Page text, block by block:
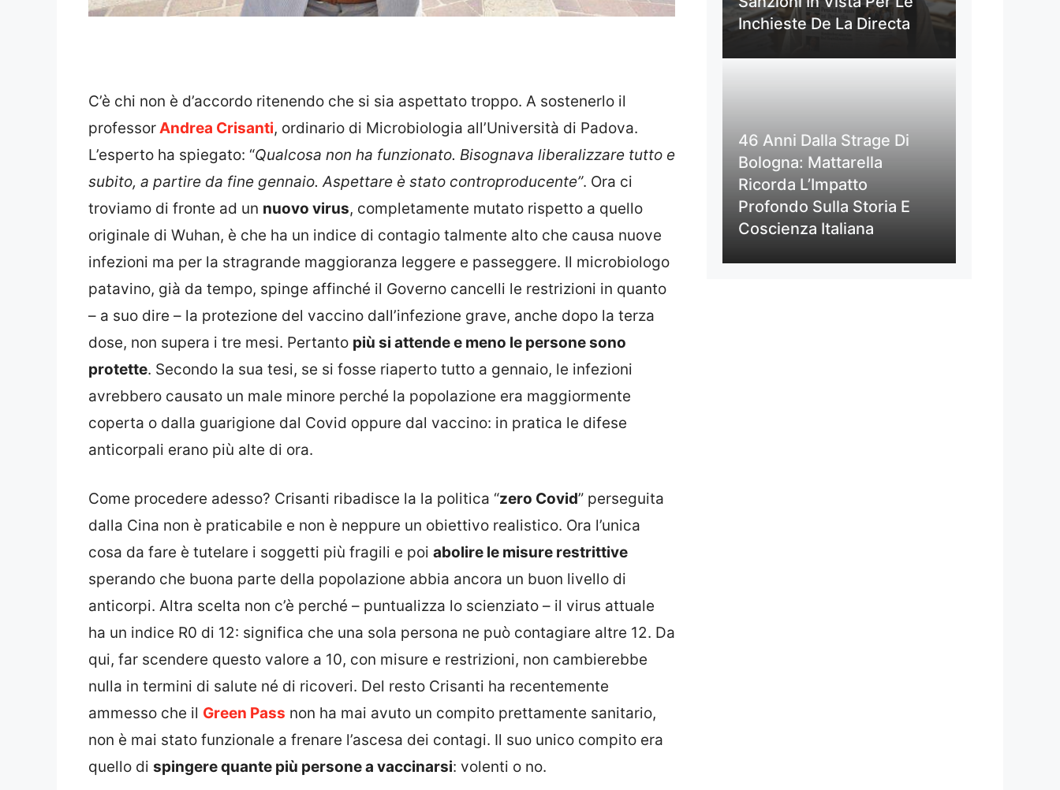
C’è chi non è d’accordo ritenendo che si sia aspettato troppo. A sostenerlo il
professorAndrea Crisanti, ordinario di Microbiologia all’Università di Padova.
L’esperto ha spiegato: “Qualcosa non ha funzionato. Bisognava liberalizzare tutto e
subito, a partire da fine gennaio. Aspettare è stato controproducente”. Ora ci
troviamo di fronte ad un nuovo virus, completamente mutato rispetto a quello
originale di Wuhan, è che ha un indice di contagio talmente alto che causa nuove
infezioni ma per la stragrande maggioranza leggere e passeggere. Il microbiologo
patavino, già da tempo, spinge affinché il Governo cancelli le restrizioni in quanto
– a suo dire – la protezione del vaccino dall’infezione grave, anche dopo la terza
dose, non supera i tre mesi. Pertanto più si attende e meno le persone sono
protette. Secondo la sua tesi, se si fosse riaperto tutto a gennaio, le infezioni
avrebbero causato un male minore perché la popolazione era maggiormente
coperta o dalla guarigione dal Covid oppure dal vaccino: in pratica le difese
anticorpali erano più alte di ora.
Come procedere adesso? Crisanti ribadisce la la politica “zero Covid” perseguita
dalla Cina non è praticabile e non è neppure un obiettivo realistico. Ora l’unica
cosa da fare è tutelare i soggetti più fragili e poi abolire le misure restrittive
sperando che buona parte della popolazione abbia ancora un buon livello di
anticorpi. Altra scelta non c’è perché – puntualizza lo scienziato – il virus attuale
ha un indice R0 di 12: significa che una sola persona ne può contagiare altre 12. Da
qui, far scendere questo valore a 10, con misure e restrizioni, non cambierebbe
nulla in termini di salute né di ricoveri. Del resto Crisanti ha recentemente
ammesso che il Green Pass non ha mai avuto un compito prettamente sanitario,
non è mai stato funzionale a frenare l’ascesa dei contagi. Il suo unico compito era
quello di spingere quante più persone a vaccinarsi: volenti o no.
Inchieste De La Directa
46 Anni Dalla Strage Di
Bologna: Mattarella
Ricorda L’Impatto
Profondo Sulla Storia E
Coscienza Italiana